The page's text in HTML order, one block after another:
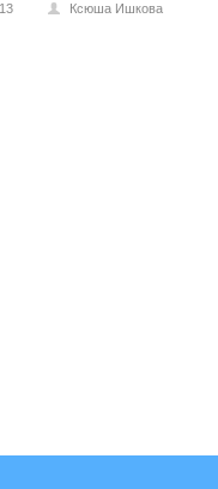
Ксюша Ишкова